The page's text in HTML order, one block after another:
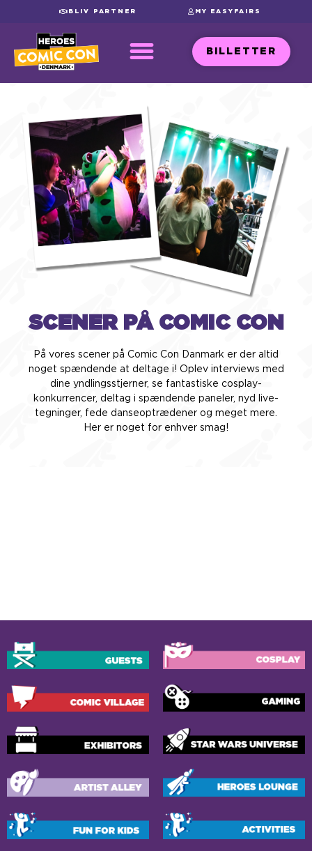
BLIV PARTNER MY EASYFAIRS
BILLETTER
SCENER PÅ COMIC CON
På vores scener på Comic Con Danmark er der altid
noget spændende at deltage i! Oplev interviews med
dine yndlingsstjerner, se fantastiske cosplay-
konkurrencer, deltag i spændende paneler, nyd live-
tegninger, fede danseoptrædener og meget mere.
Her er noget for enhver smag!